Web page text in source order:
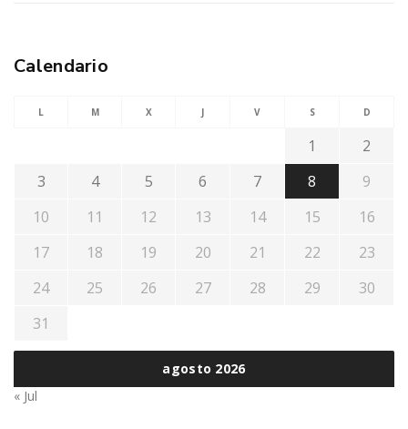
Calendario
agosto 2026
L M X J V S D
1
2
3
4 5 6 7 8
9
10
11 12 13 14 15
16
17
18 19 20 21 22
23
24
25 26 27 28 29
30
31
« Jul